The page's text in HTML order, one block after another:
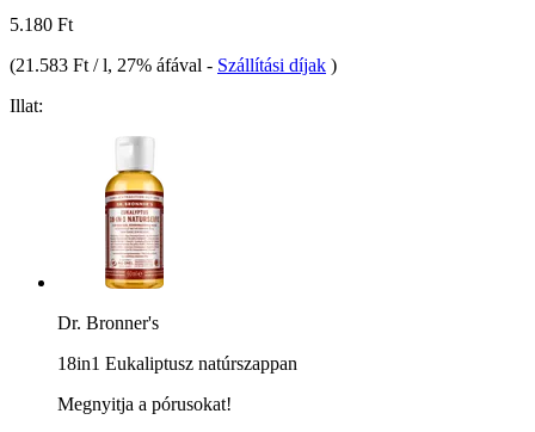
5.180 Ft
(21.583 Ft / l, 27% áfával - Szállítási díjak )
Illat:
Dr. Bronner's
18in1 Eukaliptusz natúrszappan
Megnyitja a pórusokat!